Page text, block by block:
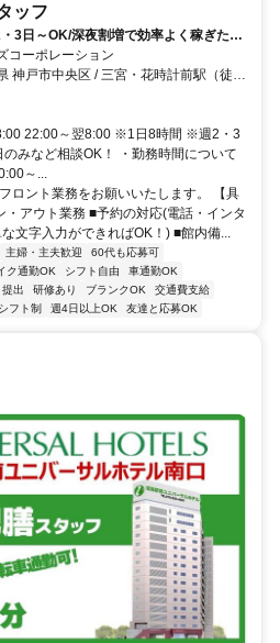
ッフ
3日～OK/深夜割増で効率よく稼ぎたい
の方にもおすすめです。
コーポレーション
神戸市中央区 / 三宮・花時計前駅（徒歩
22:00～翌8:00 ※1日8時間 ※週2・3
みなど相談OK！ ・勤務時間について
～...
ロント業務をお願いいたします。 【具
アウト業務 ■予約の対応(電話・インタ
文字入力ができればOK！) ■館内備...
主婦・主夫歓迎
60代も応募可
ク通勤OK シフト自由
車通勤OK
提出 研修あり ブランクOK
交通費支給
シフト制 週4日以上OK 友達と応募OK